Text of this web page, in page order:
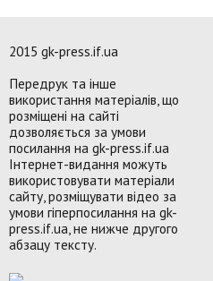
2015 gk-press.if.ua
Передрук та інше
використання матеріалів, що
розміщені на сайті
дозволяється за умови
посилання на gk-press.if.ua
Інтернет-видання можуть
використовувати матеріали
сайту, розміщувати відео за
умови гіперпосилання на gk-
press.if.ua, не нижче другого
абзацу тексту.